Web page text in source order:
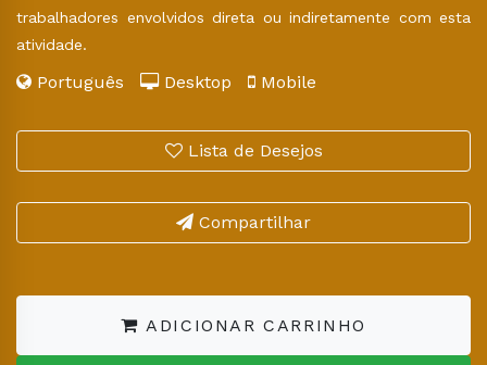
trabalhadores envolvidos direta ou indiretamente com esta
atividade.
Português Desktop Mobile
Lista de Desejos
Compartilhar
ADICIONAR CARRINHO